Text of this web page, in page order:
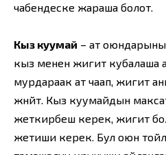
чабендеске жараша болот.
Кыз куумай – ат
кыз менен жигит кубалаша
мурдараак ат чаап, жигит
жөнөйт. Кыз куумайдын
жеткирбеш керек, жигит
жетиши керек. Бул оюн